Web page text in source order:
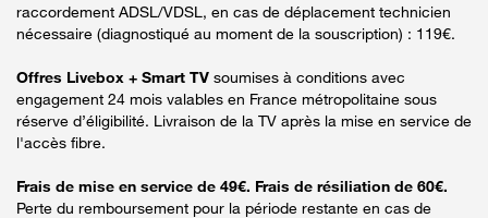
raccordement ADSL/VDSL, en cas de déplacement technicien
nécessaire (diagnostiqué au moment de la souscription) : 119€.
Offres Livebox + Smart TV soumises à conditions avec
engagement 24 mois valables en France métropolitaine sous
réserve d’éligibilité. Livraison de la TV après la mise en service de
l'accès fibre.
Frais de mise en service de 49€. Frais de résiliation de 60€.
Perte du remboursement pour la période restante en cas de